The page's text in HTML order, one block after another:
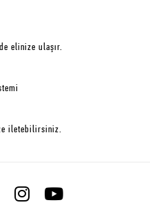
elinize ulaşır.
iletebilirsiniz.